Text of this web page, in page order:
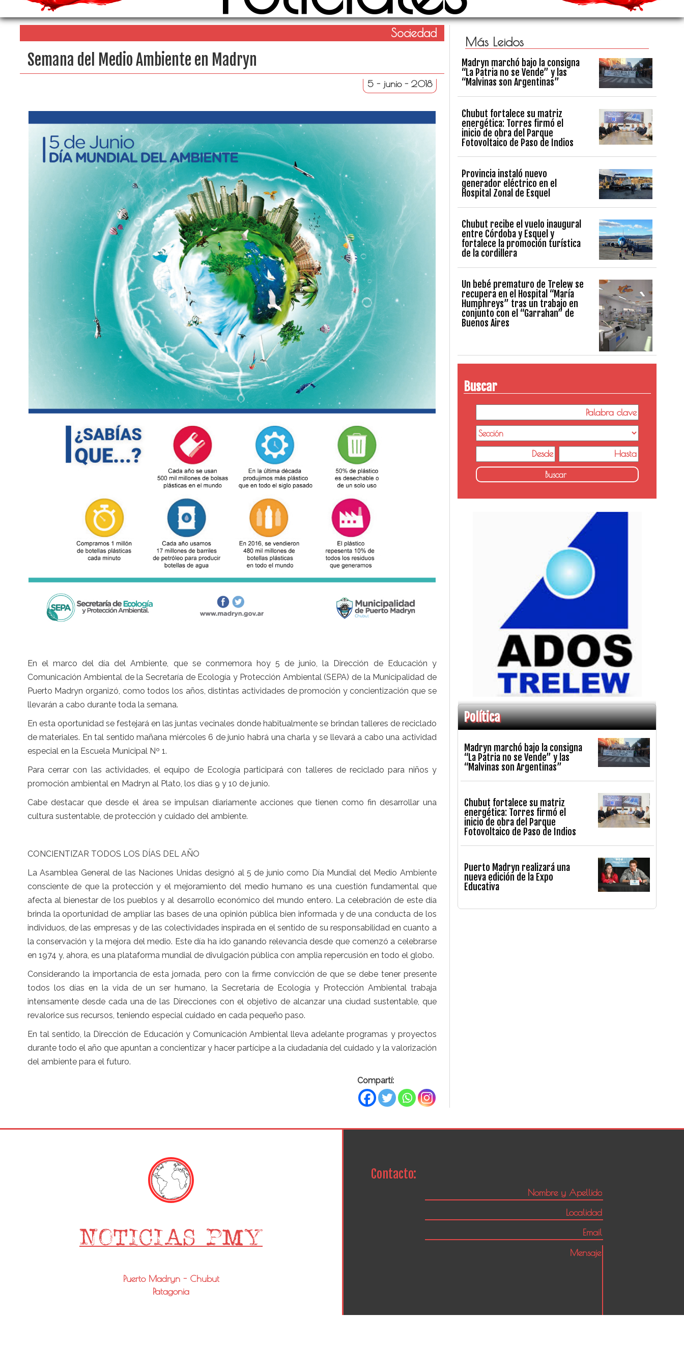
Sociedad
Semana del Medio Ambiente en Madryn
5 - junio - 2018
En el marco del día del Ambiente, que se conmemora hoy 5 de junio, la Dirección de Educación y
Comunicación Ambiental de la Secretaría de Ecología y Protección Ambiental (SEPA) de la Municipalidad de
Puerto Madryn organizó, como todos los años, distintas actividades de promoción y concientización que se
llevarán a cabo durante toda la semana.
En esta oportunidad se festejará en las juntas vecinales donde habitualmente se brindan talleres de reciclado
de materiales. En tal sentido mañana miércoles 6 de junio habrá una charla y se llevará a cabo una actividad
especial en la Escuela Municipal Nº 1.
Para cerrar con las actividades, el equipo de Ecología participará con talleres de reciclado para niños y
promoción ambiental en Madryn al Plato, los días 9 y 10 de junio.
Cabe destacar que desde el área se impulsan diariamente acciones que tienen como fin desarrollar una
cultura sustentable, de protección y cuidado del ambiente.
CONCIENTIZAR TODOS LOS DÍAS DEL AÑO
La Asamblea General de las Naciones Unidas designó al 5 de junio como Día Mundial del Medio Ambiente
consciente de que la protección y el mejoramiento del medio humano es una cuestión fundamental que
afecta al bienestar de los pueblos y al desarrollo económico del mundo entero. La celebración de este día
brinda la oportunidad de ampliar las bases de una opinión pública bien informada y de una conducta de los
individuos, de las empresas y de las colectividades inspirada en el sentido de su responsabilidad en cuanto a
la conservación y la mejora del medio. Este día ha ido ganando relevancia desde que comenzó a celebrarse
en 1974 y, ahora, es una plataforma mundial de divulgación pública con amplia repercusión en todo el globo.
Considerando la importancia de esta jornada, pero con la firme convicción de que se debe tener presente
todos los días en la vida de un ser humano, la Secretaría de Ecología y Protección Ambiental trabaja
intensamente desde cada una de las Direcciones con el objetivo de alcanzar una ciudad sustentable, que
revalorice sus recursos, teniendo especial cuidado en cada pequeño paso.
En tal sentido, la Dirección de Educación y Comunicación Ambiental lleva adelante programas y proyectos
durante todo el año que apuntan a concientizar y hacer partícipe a la ciudadanía del cuidado y la valorización
del ambiente para el futuro.
Compartí:
Más Leidos
Madryn marchó bajo la consigna
“La Patria no se Vende” y las
“Malvinas son Argentinas”
Chubut fortalece su matriz
energética: Torres firmó el
inicio de obra del Parque
Fotovoltaico de Paso de Indios
Provincia instaló nuevo
generador eléctrico en el
Hospital Zonal de Esquel
Chubut recibe el vuelo inaugural
entre Córdoba y Esquel y
fortalece la promoción turística
de la cordillera
Un bebé prematuro de Trelew se
recupera en el Hospital “María
Humphreys” tras un trabajo en
conjunto con el “Garrahan” de
Buenos Aires
Buscar
Política
Madryn marchó bajo la consigna
“La Patria no se Vende” y las
“Malvinas son Argentinas”
Chubut fortalece su matriz
energética: Torres firmó el
inicio de obra del Parque
Fotovoltaico de Paso de Indios
Puerto Madryn realizará una
nueva edición de la Expo
Educativa
Puerto Madryn - Chubut
Patagonia
Contacto: